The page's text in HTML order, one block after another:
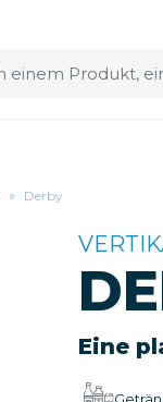
» Derby
Eine